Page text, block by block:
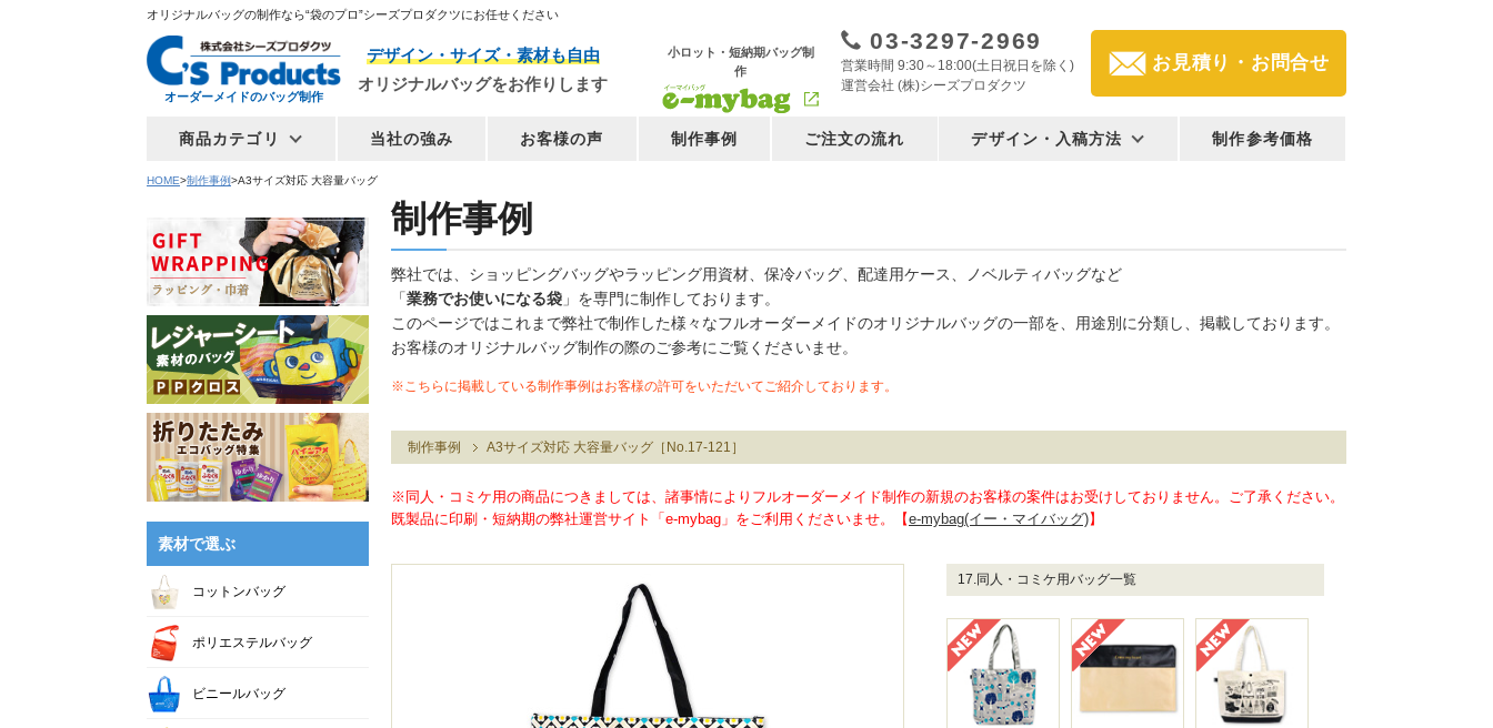
オリジナルバッグの制作なら“袋のプロ”シーズプロダクツにお任せください
オーダーメイドのバッグ制作
デザイン・サイズ・素材も自由
オリジナルバッグをお作りします
小ロット・短納期バッグ制
作
03-3297-2969
営業時間 9:30～18:00(土日祝日を除く)
運営会社 (株)シーズプロダクツ
お見積り・お問合せ
商品カテゴリ 当社の強み お客様の声 制作事例 ご注文の流れ デザイン・入稿方法 制作参考価格
HOME 制作事例 A3サイズ対応 大容量バッグ
制作事例
弊社では、ショッピングバッグやラッピング用資材、保冷バッグ、配達用ケース、ノベルティバッグなど
「業務でお使いになる袋 」を専門に制作しております。
このページではこれまで弊社で制作した様々なフルオーダーメイドのオリジナルバッグの一部を、用途別に分類し、掲載しております。
お客様のオリジナルバッグ制作の際のご参考にご覧くださいませ。
※こちらに掲載している制作事例はお客様の許可をいただいてご紹介しております。
制作事例 A3サイズ対応 大容量バッグ［No.17-121］
※同人・コミケ用の商品につきましては、諸事情によりフルオーダーメイド制作の新規のお客様の案件はお受けしておりません。ご了承ください。
既製品に印刷・短納期の弊社運営サイト「e-mybag」をご利用くださいませ。【e-mybag(イー・マイバッグ)】
17.同人・コミケ用バッグ一覧
素材で選ぶ
コットンバッグ
ポリエステルバッグ
ビニールバッグ